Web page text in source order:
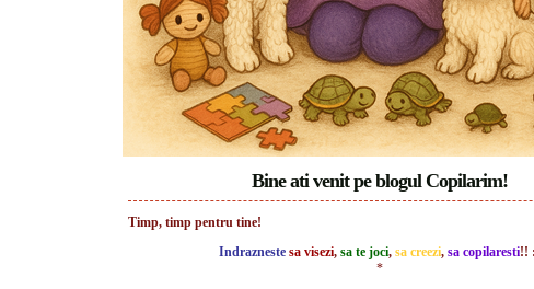
Bine ati venit pe blogul Copilarim!
Timp, timp pentru tine!
Indrazneste sa visezi, sa te joci, sa creezi, sa copilaresti!!
*